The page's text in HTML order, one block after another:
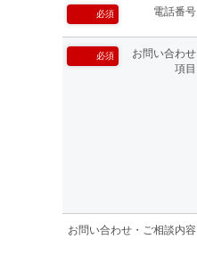
必須 電話番号
必須
お問い合わせ
項目
お問い合わせ・ご相談内容